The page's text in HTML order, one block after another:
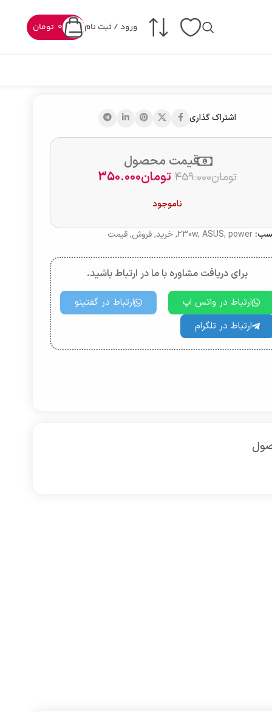
ورود / ثبت نام تومان 0
اشتراک گذاری
قیمت محصول
تومان459.000تومان350.000
ناموجود
230w, ASUS, power
, خرید, فروش, قیمت
برای دریافت مشاوره با ما در ارتباط باشید.
ارتباط در واتس اپ
ارتباط در گفتینو
ارتباط در تلگرام